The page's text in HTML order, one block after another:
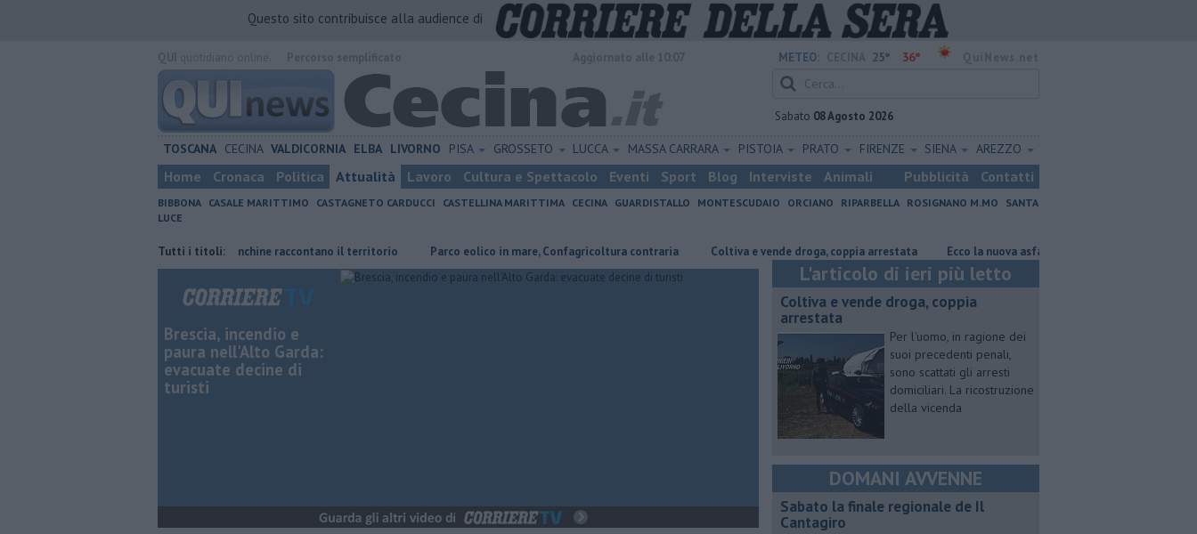
Questo sito contribuisce alla audience di
METEO: 25° 36°
Sabato 08 Agosto 2026
TOSCANA CECINA VALDICORNIA ELBA LIVORNO PISA GROSSETO LUCCA MASSA CARRARA PISTOIA PRATO FIRENZE SIENA AREZZO
Home Cronaca Politica Attualità Lavoro Cultura e Spettacolo Eventi Sport Blog Interviste Animali Pubblicità Contatti
BIBBONA CASALE MARITTIMO CASTAGNETO CARDUCCI CASTELLINA MARITTIMA CECINA GUARDISTALLO MONTESCUDAIO ORCIANO RIPARBELLA ROSIGNANO M.MO
SANTA
LUCE
Tutti i titoli:
Così anche le panchine raccontano il territorio Parco eolico in mare, Confagricoltura contraria Coltiva e vende droga, coppia arrestata Ecco la nuova asfaltatrice del Comune
Brescia, incendio e
paura nell'Alto Garda:
evacuate decine di
turisti
L'articolo di ieri più letto
Coltiva e vende droga, coppia
arrestata
Per l'uomo, in ragione dei
suoi precedenti penali,
sono scattati gli arresti
domiciliari. La ricostruzione
della vicenda
DOMANI AVVENNE
Sabato la finale regionale de Il
Cantagiro